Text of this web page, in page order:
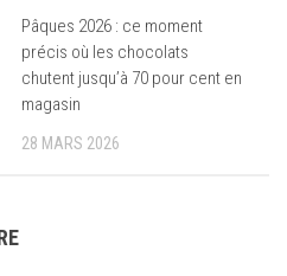
Pâques 2026 : ce moment
précis où les chocolats
chutent jusqu’à 70 pour cent en
magasin
28 MARS 2026